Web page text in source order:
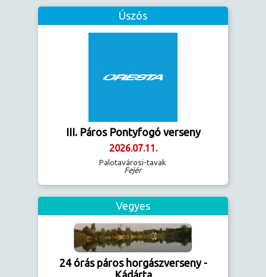
Úszós
III. Páros Pontyfogó verseny
2026.07.11.
Palotavárosi-tavak
Fejér
Vegyes
24 órás páros horgászverseny -